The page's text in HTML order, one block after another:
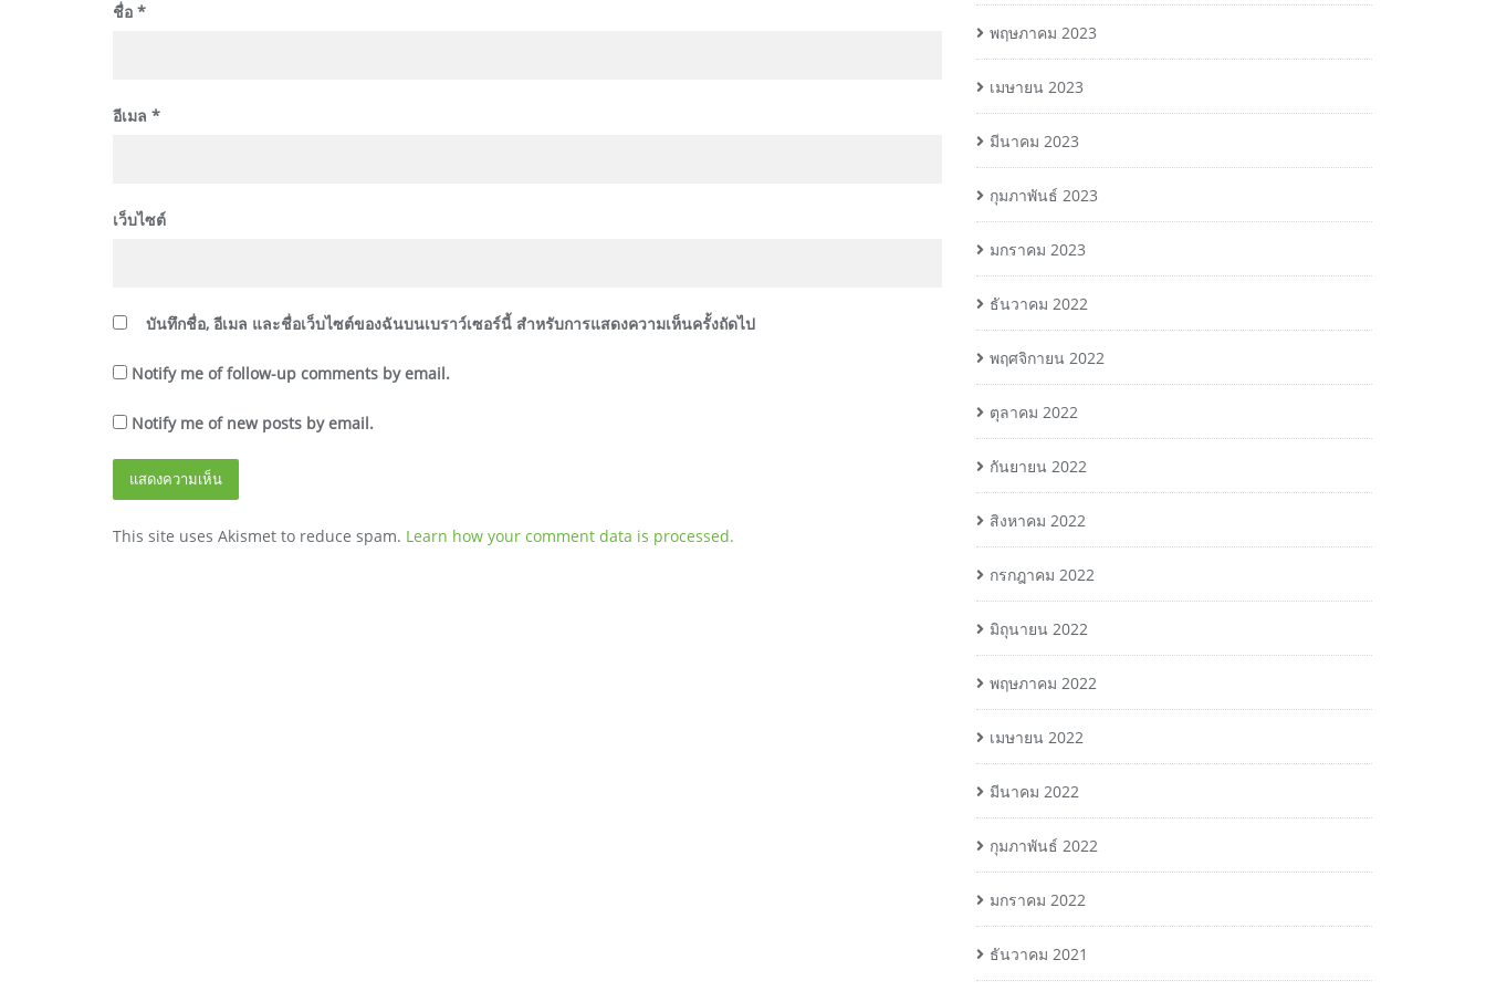
ชื่อ *
อีเมล *
เว็บไซต์
บันทึกชื่อ, อีเมล และชื่อเว็บไซต์ของฉันบนเบราว์เซอร์นี้ สำหรับการแสดงความเห็นครั้งถัดไป
Notify me of follow-up comments by email.
Notify me of new posts by email.
This site uses Akismet to reduce spam. Learn how your comment data is processed.
พฤษภาคม 2023
เมษายน 2023
มีนาคม 2023
กุมภาพันธ์ 2023
มกราคม 2023
ธันวาคม 2022
พฤศจิกายน 2022
ตุลาคม 2022
กันยายน 2022
สิงหาคม 2022
กรกฎาคม 2022
มิถุนายน 2022
พฤษภาคม 2022
เมษายน 2022
มีนาคม 2022
กุมภาพันธ์ 2022
มกราคม 2022
ธันวาคม 2021